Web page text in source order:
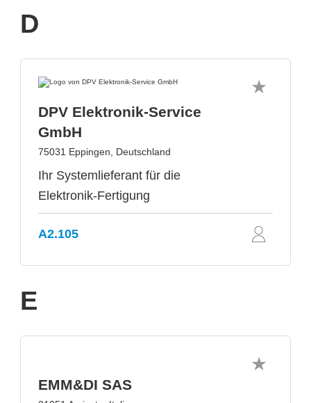
D
DPV Elektronik-Service
GmbH
75031 Eppingen, Deutschland
Ihr Systemlieferant für die
Elektronik-Fertigung
A2.105
E
EMM&DI SAS